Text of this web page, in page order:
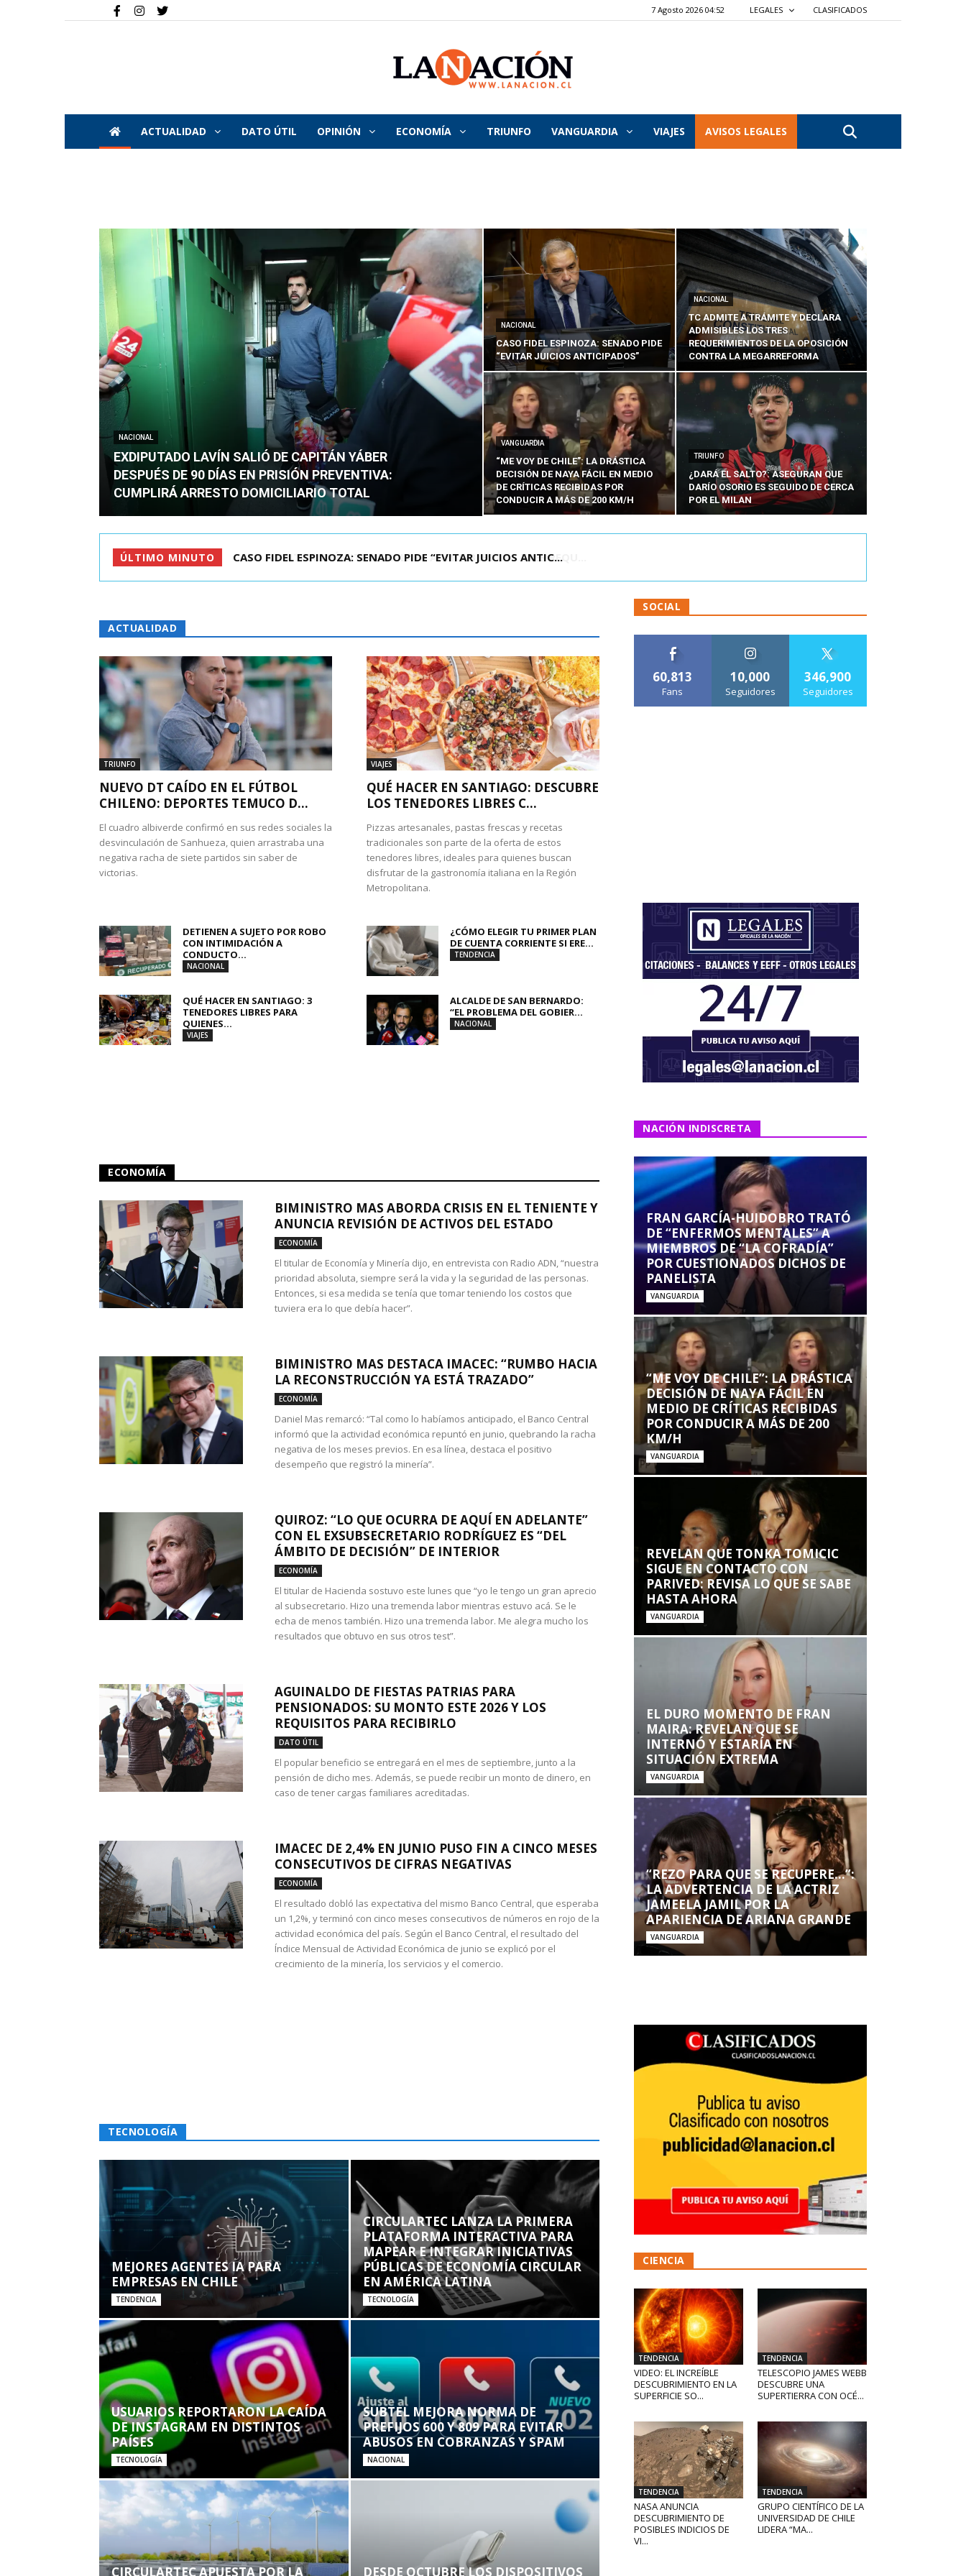
7 Agosto 2026 04:52 LEGALES CLASIFICADOS
La
Nación
ACTUALIDAD DATO ÚTIL OPINIÓN ECONOMÍA TRIUNFO VANGUARDIA VIAJES AVISOS LEGALES
NACIONAL
EXDIPUTADO LAVÍN SALIÓ DE CAPITÁN YÁBER
DESPUÉS DE 90 DÍAS EN PRISIÓN PREVENTIVA:
CUMPLIRÁ ARRESTO DOMICILIARIO TOTAL
NACIONAL
CASO FIDEL ESPINOZA: SENADO PIDE
“EVITAR JUICIOS ANTICIPADOS”
NACIONAL
TC ADMITE A TRÁMITE Y DECLARA
ADMISIBLES LOS TRES
REQUERIMIENTOS DE LA OPOSICIÓN
CONTRA LA MEGARREFORMA
VANGUARDIA
“ME VOY DE CHILE”: LA DRÁSTICA
DECISIÓN DE NAYA FÁCIL EN MEDIO
DE CRÍTICAS RECIBIDAS POR
CONDUCIR A MÁS DE 200 KM/H
TRIUNFO
¿DARÁ EL SALTO?: ASEGURAN QUE
DARÍO OSORIO ES SEGUIDO DE CERCA
POR EL MILAN
ÚLTIMO MINUTO TC ADMITE A TRÁMITE Y DECLARA ADMISIBLES LOS TRES REQU...
ACTUALIDAD
TRIUNFO
NUEVO DT CAÍDO EN EL FÚTBOL
CHILENO: DEPORTES TEMUCO D...
El cuadro albiverde confirmó en sus redes sociales la
desvinculación de Sanhueza, quien arrastraba una
negativa racha de siete partidos sin saber de
victorias.
VIAJES
QUÉ HACER EN SANTIAGO: DESCUBRE
LOS TENEDORES LIBRES C...
Pizzas artesanales, pastas frescas y recetas
tradicionales son parte de la oferta de estos
tenedores libres, ideales para quienes buscan
disfrutar de la gastronomía italiana en la Región
Metropolitana.
DETIENEN A SUJETO POR ROBO
CON INTIMIDACIÓN A
CONDUCTO...
NACIONAL
¿CÓMO ELEGIR TU PRIMER PLAN
DE CUENTA CORRIENTE SI ERE...
TENDENCIA
QUÉ HACER EN SANTIAGO: 3
TENEDORES LIBRES PARA
QUIENES...
VIAJES
ALCALDE DE SAN BERNARDO:
“EL PROBLEMA DEL GOBIER...
NACIONAL
ECONOMÍA
BIMINISTRO MAS ABORDA CRISIS EN EL TENIENTE Y
ANUNCIA REVISIÓN DE ACTIVOS DEL ESTADO
ECONOMÍA
El titular de Economía y Minería dijo, en entrevista con Radio ADN, “nuestra
prioridad absoluta, siempre será la vida y la seguridad de las personas.
Entonces, si esa medida se tenía que tomar teniendo los costos que
tuviera era lo que debía hacer”.
BIMINISTRO MAS DESTACA IMACEC: “RUMBO HACIA
LA RECONSTRUCCIÓN YA ESTÁ TRAZADO”
ECONOMÍA
Daniel Mas remarcó: “Tal como lo habíamos anticipado, el Banco Central
informó que la actividad económica repuntó en junio, quebrando la racha
negativa de los meses previos. En esa línea, destaca el positivo
desempeño que registró la minería”.
QUIROZ: “LO QUE OCURRA DE AQUÍ EN ADELANTE”
CON EL EXSUBSECRETARIO RODRÍGUEZ ES “DEL
ÁMBITO DE DECISIÓN” DE INTERIOR
ECONOMÍA
El titular de Hacienda sostuvo este lunes que “yo le tengo un gran aprecio
al subsecretario. Hizo una tremenda labor mientras estuvo acá. Se le
echa de menos también. Hizo una tremenda labor. Me alegra mucho los
resultados que obtuvo en sus otros test”.
AGUINALDO DE FIESTAS PATRIAS PARA
PENSIONADOS: SU MONTO ESTE 2026 Y LOS
REQUISITOS PARA RECIBIRLO
DATO ÚTIL
El popular beneficio se entregará en el mes de septiembre, junto a la
pensión de dicho mes. Además, se puede recibir un monto de dinero, en
caso de tener cargas familiares acreditadas.
IMACEC DE 2,4% EN JUNIO PUSO FIN A CINCO MESES
CONSECUTIVOS DE CIFRAS NEGATIVAS
ECONOMÍA
El resultado dobló las expectativa del mismo Banco Central, que esperaba
un 1,2%, y terminó con cinco meses consecutivos de números en rojo de la
actividad económica del país. Según el Banco Central, el resultado del
Índice Mensual de Actividad Económica de junio se explicó por el
crecimiento de la minería, los servicios y el comercio.
TECNOLOGÍA
MEJORES AGENTES IA PARA
EMPRESAS EN CHILE
TENDENCIA
CIRCULARTEC LANZA LA PRIMERA
PLATAFORMA INTERACTIVA PARA
MAPEAR E INTEGRAR INICIATIVAS
PÚBLICAS DE ECONOMÍA CIRCULAR
EN AMÉRICA LATINA
TECNOLOGÍA
USUARIOS REPORTARON LA CAÍDA
DE INSTAGRAM EN DISTINTOS
PAÍSES
TECNOLOGÍA
SUBTEL MEJORA NORMA DE
PREFIJOS 600 Y 809 PARA EVITAR
ABUSOS EN COBRANZAS Y SPAM
NACIONAL
CIRCULARTEC APUESTA POR LA DESDE OCTUBRE LOS DISPOSITIVOS
SOCIAL
60,813
Fans
10,000
Seguidores
346,900
Seguidores
NACIÓN INDISCRETA
FRAN GARCÍA-HUIDOBRO TRATÓ
DE “ENFERMOS MENTALES” A
MIEMBROS DE “LA COFRADÍA”
POR CUESTIONADOS DICHOS DE
PANELISTA
VANGUARDIA
“ME VOY DE CHILE”: LA DRÁSTICA
DECISIÓN DE NAYA FÁCIL EN
MEDIO DE CRÍTICAS RECIBIDAS
POR CONDUCIR A MÁS DE 200
KM/H
VANGUARDIA
REVELAN QUE TONKA TOMICIC
SIGUE EN CONTACTO CON
PARIVED: REVISA LO QUE SE SABE
HASTA AHORA
VANGUARDIA
EL DURO MOMENTO DE FRAN
MAIRA: REVELAN QUE SE
INTERNÓ Y ESTARÍA EN
SITUACIÓN EXTREMA
VANGUARDIA
“REZO PARA QUE SE RECUPERE…”:
LA ADVERTENCIA DE LA ACTRIZ
JAMEELA JAMIL POR LA
APARIENCIA DE ARIANA GRANDE
VANGUARDIA
CIENCIA
TENDENCIA
VIDEO: EL INCREÍBLE
DESCUBRIMIENTO EN LA
SUPERFICIE SO...
TENDENCIA
TELESCOPIO JAMES WEBB
DESCUBRE UNA
SUPERTIERRA CON OCÉ...
TENDENCIA
NASA ANUNCIA
DESCUBRIMIENTO DE
POSIBLES INDICIOS DE
VI...
TENDENCIA
GRUPO CIENTÍFICO DE LA
UNIVERSIDAD DE CHILE
LIDERA “MA...